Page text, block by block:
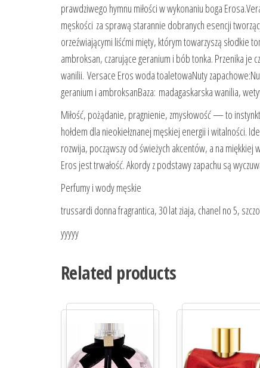
prawdziwego hymnu miłości w wykonaniu boga
męskości za sprawą starannie dobranych esencji
orzeźwiającymi liśćmi mięty, którym towarzyszą słodkie
ambroksan, czarujące geranium i bób tonka. Przenika je
wanilii. Versace Eros woda toaletowaNuty
geranium i ambroksanBaza: madagaskarska wanilia,
Miłość, pożądanie, pragnienie, zmysłowość — to
hołdem dla nieokiełznanej męskiej energii i witalności.
rozwija, począwszy od świeżych akcentów, a na miękkiej
Eros jest trwałość. Akordy z podstawy zapachu są
Perfumy i wody męskie
trussardi donna fragrantica, 30 lat ziaja, chanel no 5,
yyyyy
Related products